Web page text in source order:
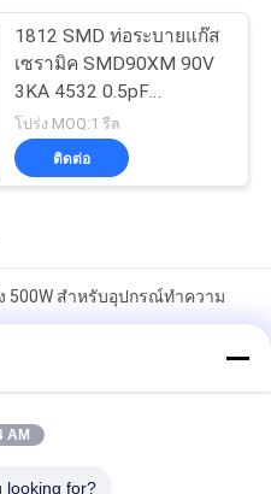
1812 SMD ท่อระบายแก๊ส
เซรามิค SMD90XM 90V
3KA 4532 0.5pF
UN1812-90CSMD
โปร่ง MOQ:1 รีล
ติดต่อ
500W สำหรับอุปกรณ์ทำความ
สียงรบกวนและการสั่นสะเทือน
AM
looking for?